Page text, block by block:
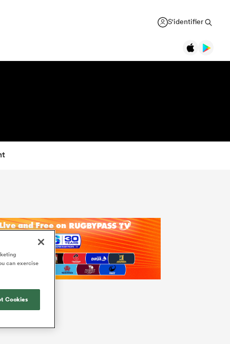
S'identifier
can exercise
Cookies